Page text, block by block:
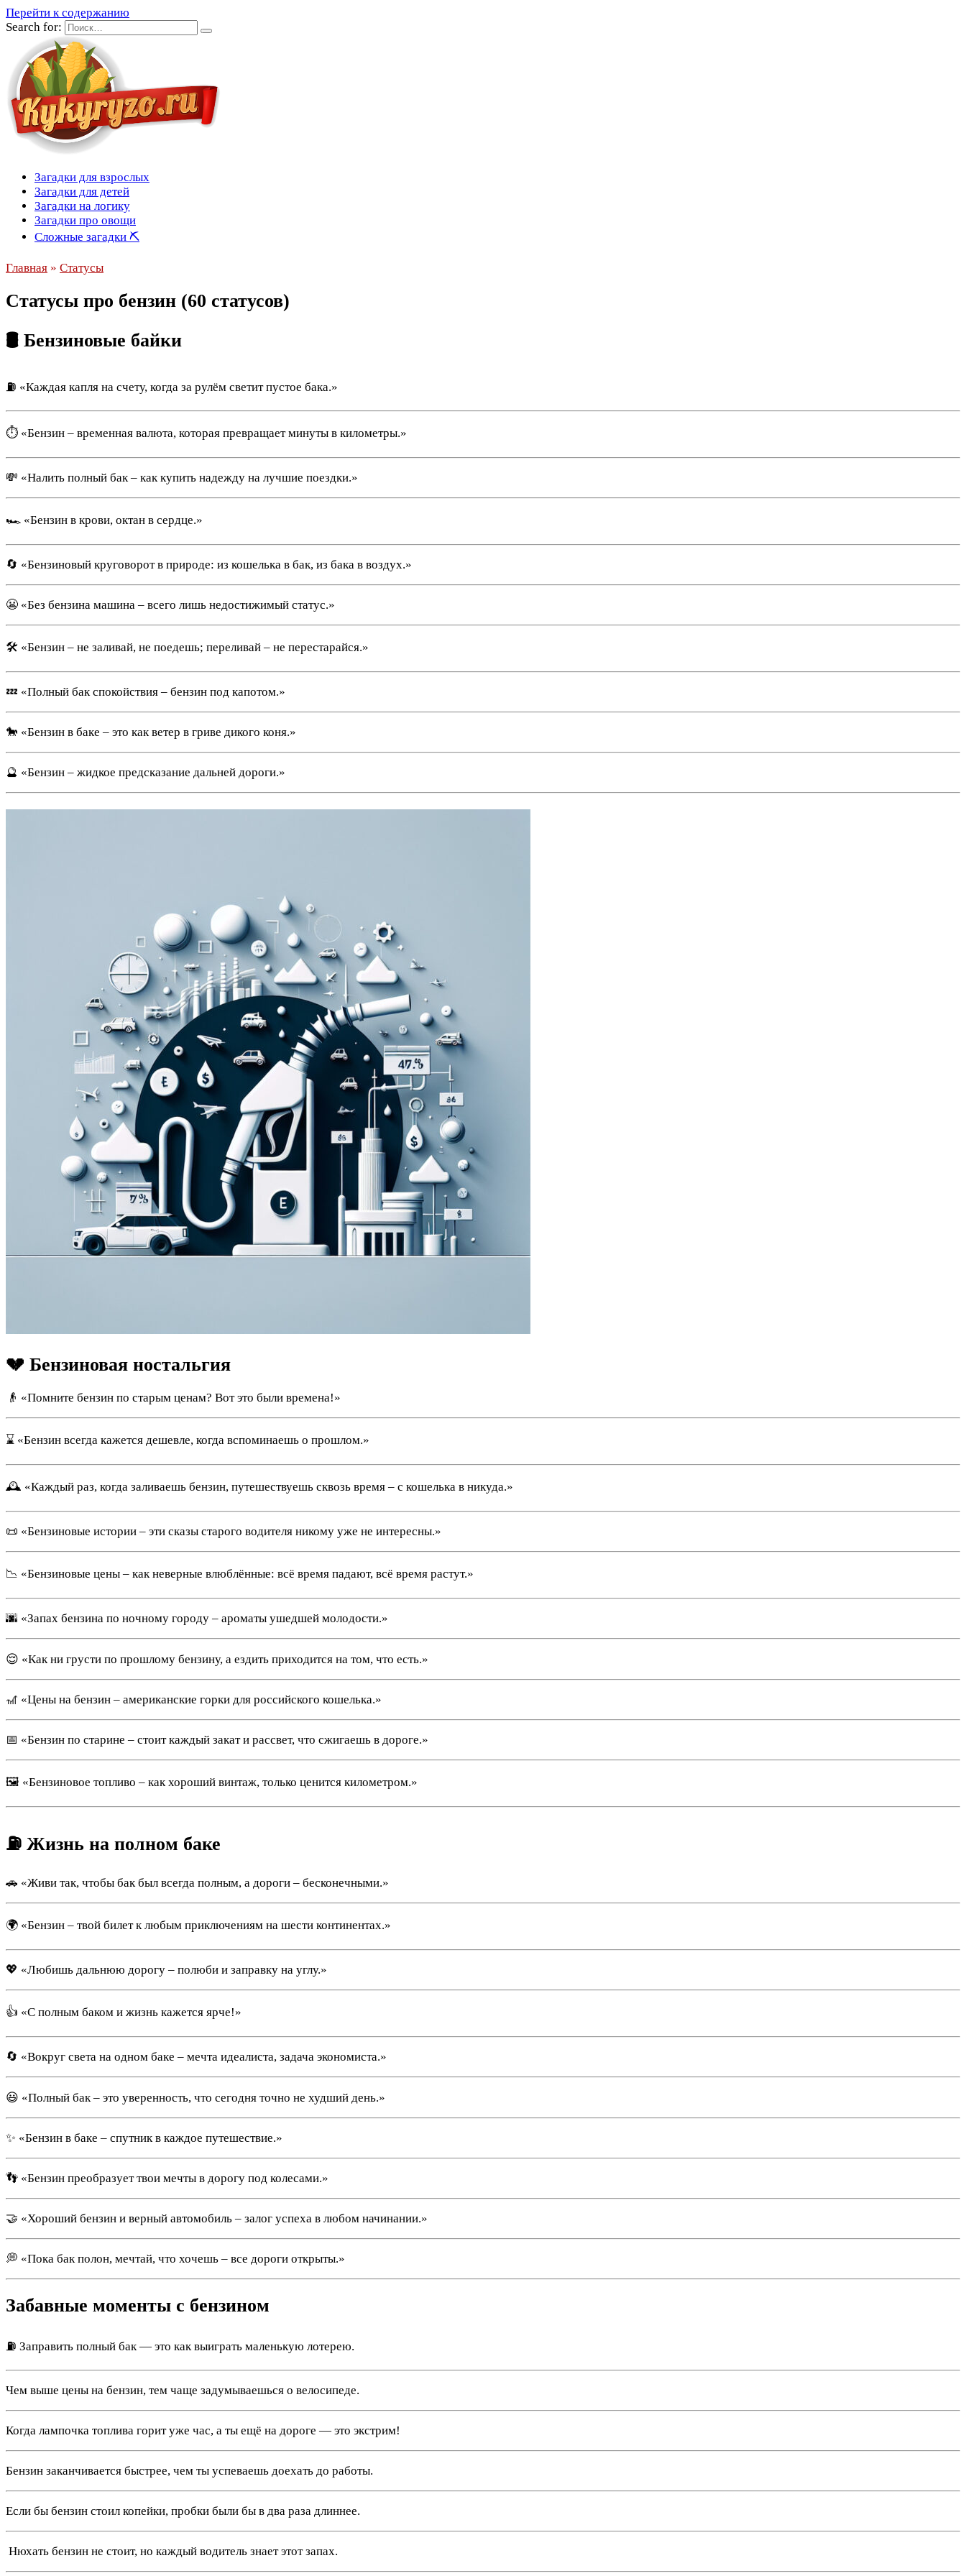
Перейти к содержанию
Search for:
Загадки для взрослых
Загадки для детей
Загадки на логику
Загадки про овощи
Сложные загадки ⛏
Главная » Статусы
Статусы про бензин (60 статусов)
🛢 Бензиновые байки
⛽ «Каждая капля на счету, когда за рулём светит пустое бака.»
⏱ «Бензин – временная валюта, которая превращает минуты в километры.»
💸 «Налить полный бак – как купить надежду на лучшие поездки.»
🏎 «Бензин в крови, октан в сердце.»
🔄 «Бензиновый круговорот в природе: из кошелька в бак, из бака в воздух.»
😬 «Без бензина машина – всего лишь недостижимый статус.»
🛠 «Бензин – не заливай, не поедешь; переливай – не перестарайся.»
💤 «Полный бак спокойствия – бензин под капотом.»
🐎 «Бензин в баке – это как ветер в гриве дикого коня.»
🔮 «Бензин – жидкое предсказание дальней дороги.»
💔 Бензиновая ностальгия
👴 «Помните бензин по старым ценам? Вот это были времена!»
⌛ «Бензин всегда кажется дешевле, когда вспоминаешь о прошлом.»
🕰 «Каждый раз, когда заливаешь бензин, путешествуешь сквозь время – с кошелька в никуда.»
📜 «Бензиновые истории – эти сказы старого водителя никому уже не интересны.»
📉 «Бензиновые цены – как неверные влюблённые: всё время падают, всё время растут.»
🌆 «Запах бензина по ночному городу – ароматы ушедшей молодости.»
😌 «Как ни грусти по прошлому бензину, а ездить приходится на том, что есть.»
🎢 «Цены на бензин – американские горки для российского кошелька.»
📅 «Бензин по старине – стоит каждый закат и рассвет, что сжигаешь в дороге.»
🖼 «Бензиновое топливо – как хороший винтаж, только ценится километром.»
⛽️ Жизнь на полном баке
🚗 «Живи так, чтобы бак был всегда полным, а дороги – бесконечными.»
🌍 «Бензин – твой билет к любым приключениям на шести континентах.»
💖 «Любишь дальнюю дорогу – полюби и заправку на углу.»
👍 «С полным баком и жизнь кажется ярче!»
🔄 «Вокруг света на одном баке – мечта идеалиста, задача экономиста.»
😃 «Полный бак – это уверенность, что сегодня точно не худший день.»
✨ «Бензин в баке – спутник в каждое путешествие.»
👣 «Бензин преобразует твои мечты в дорогу под колесами.»
🤝 «Хороший бензин и верный автомобиль – залог успеха в любом начинании.»
💭 «Пока бак полон, мечтай, что хочешь – все дороги открыты.»
Забавные моменты с бензином
⛽ Заправить полный бак — это как выиграть маленькую лотерею.
Чем выше цены на бензин, тем чаще задумываешься о велосипеде.
Когда лампочка топлива горит уже час, а ты ещё на дороге — это экстрим!
Бензин заканчивается быстрее, чем ты успеваешь доехать до работы.
Если бы бензин стоил копейки, пробки были бы в два раза длиннее.
️ Нюхать бензин не стоит, но каждый водитель знает этот запах.